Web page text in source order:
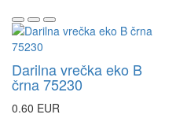
Darilna vrečka eko B
črna 75230
0.60 EUR